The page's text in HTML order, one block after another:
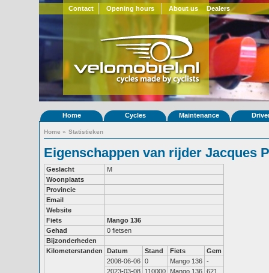
Contact Opening hours About us Dealers
Home Cycles Maintenance
Home » Statistieken
Eigenschappen van rijder Jacques
Geslacht
M
Woonplaats
Provincie
Email
Website
Fiets
Mango 136
Gehad
0 fietsen
Bijzonderheden
Kilometerstanden
Datum Stand Fiets
Gem
2008-06-06 0 Mango 136 -
2023-03-08
110000 Mango 136 621